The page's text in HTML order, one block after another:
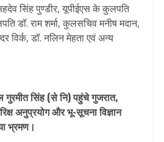
सिंह पुण्डीर, यूपीईएस के कुलपति
डॉ. राम शर्मा, कुलसचिव मनीष मदान,
विर्क, डॉ. नलिन मेहता एवं अन्य
गुरमीत सिंह (से नि) पहुंचे गुजरात,
अनुप्रयोग और भू-सूचना विज्ञान
भ्रमण।